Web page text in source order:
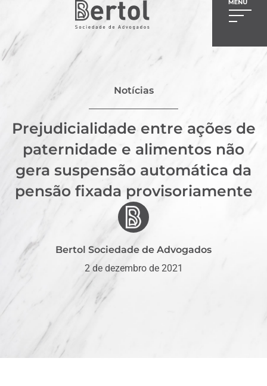
Notícias
Prejudicialidade entre ações de
paternidade e alimentos não
gera suspensão automática da
pensão fixada provisoriamente
Bertol Sociedade de Advogados
2 de dezembro de 2021